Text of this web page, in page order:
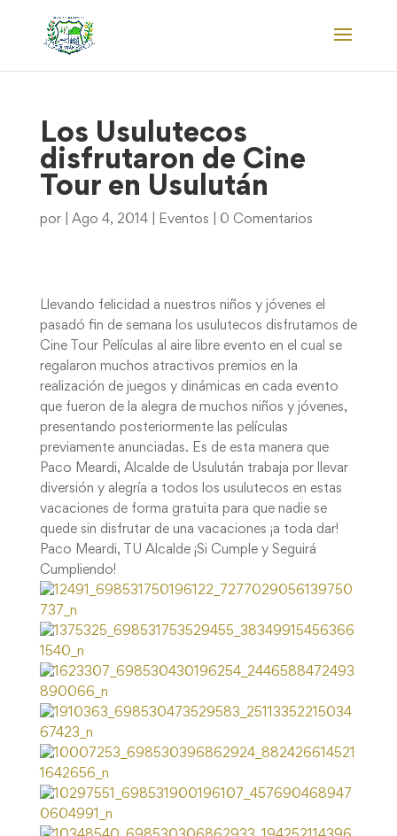
Los Usulutecos
disfrutaron de Cine
Tour en Usulután
por Ago 4, 2014| Eventos 0 Comentarios
Llevando felicidad a nuestros niños y jóvenes el
pasadó fin de semana los usulutecos disfrutamos de
Cine Tour Películas al aire libre evento en el cual se
regalaron muchos atractivos premios en la
realización de juegos y dinámicas en cada evento
que fueron de la alegra de muchos niños y jóvenes,
presentando posteriormente las películas
previamente anunciadas. Es de esta manera que
Paco Meardi, Alcalde de Usulután trabaja por llevar
diversión y alegría a todos los usulutecos en estas
vacaciones de forma gratuita para que nadie se
quede sin disfrutar de una vacaciones ¡a toda dar!
Paco Meardi, TU Alcalde ¡Si Cumple y Seguirá
Cumpliendo!